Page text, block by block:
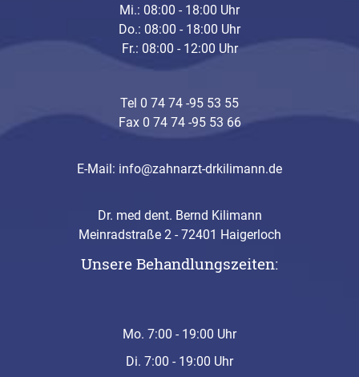
Mi.: 08:00 - 18:00 Uhr
Do.: 08:00 - 18:00 Uhr
Fr.: 08:00 - 12:00 Uhr
Tel 0 74 74 -95 53 55
Fax 0 74 74 -95 53 66
E-Mail: info@zahnarzt-drkilimann.de
Dr. med dent. Bernd Kilimann
Meinradstraße 2 - 72401 Haigerloch
Unsere Behandlungszeiten:
Mo. 7:00 - 19:00 Uhr
Di. 7:00 - 19:00 Uhr